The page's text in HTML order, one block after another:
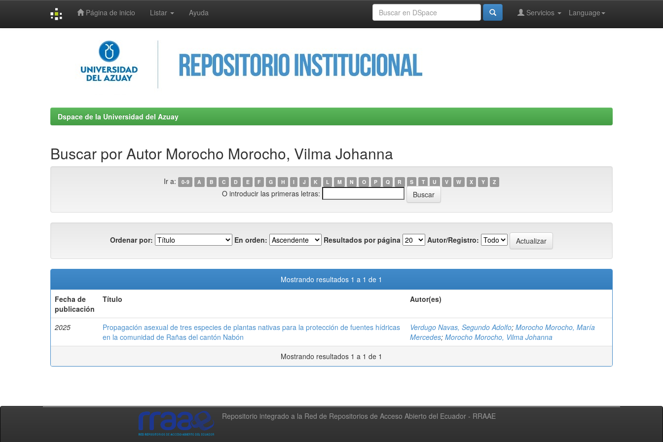
Página de inicio Listar Ayuda Language
Servicios
Dspace de la Universidad del Azuay
Buscar por Autor Morocho Morocho, Vilma Johanna
Ir a: 0-9 A B C D E F G H I J K L M N O P Q R S T U V W X Y Z
O introducir las primeras letras:
Ordenar por: En orden: Resultados por página Autor/Registro:
Mostrando resultados 1 a 1 de 1
Fecha de
publicación
Título Autor(es)
2025
Propagación asexual de tres especies de plantas nativas para la protección de fuentes hídricas
en la comunidad de Rañas del cantón Nabón
Verdugo Navas, Segundo Adolfo; Morocho Morocho, María
Mercedes; Morocho Morocho, Vilma Johanna
Mostrando resultados 1 a 1 de 1
Repositorio integrado a la Red de Repositorios de Acceso Abierto del Ecuador - RRAAE